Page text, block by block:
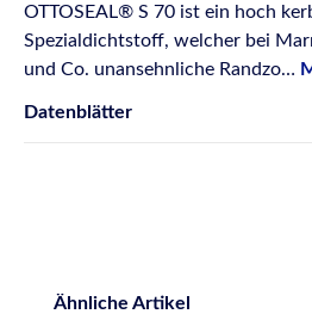
OTTOSEAL® S 70 ist ein hoch
Spezialdichtstoff, welcher bei
und Co. unansehnliche Randzo…
Datenblätter
Produktgalerie überspringen
Ähnliche Artikel